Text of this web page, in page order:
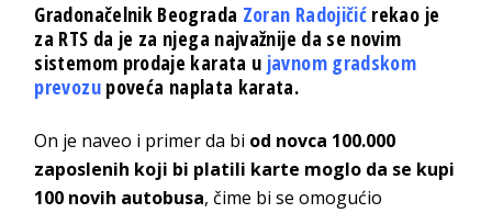
Gradonačelnik Beograda Zoran Radojičić rekao je
za RTS da je za njega najvažnije da se novim
sistemom prodaje karata u javnom gradskom
prevozupoveća naplata karata.
On je naveo i primer da bi od novca 100.000
zaposlenih koji bi platili karte moglo da se kupi
100 novih autobusa, čime bi se omogućio